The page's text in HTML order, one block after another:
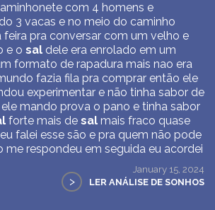
com 4 homens e
3 vacas e no meio do caminho
pra conversar com um velho e
e o sal dele era enrolado em um
formato de rapadura mais nao era
fazia fila pra comprar então ele
experimentar e não tinha sabor de
mando prova o pano e tinha sabor
forte mais de sal mais fraco quase
falei esse são e pra quem não pode
me respondeu em seguida eu acordei
January 15, 2024
> LER ANÁLISE DE SONHOS